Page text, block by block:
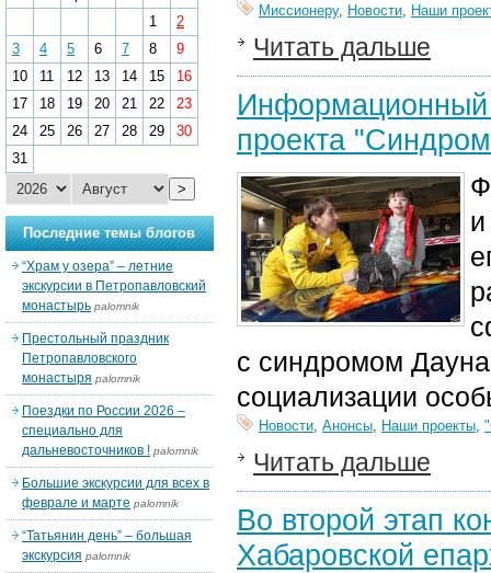
Миссионеру, Новости, Наши
Читать дальше
Информационный
проекта
с синдромом
социализации
Новости, Анонсы, Наши проекты,
Читать дальше
Во второй этап
Хабаровской
1
2
3
4 5 6 7 8
9
10
11 12 13 14 15
16
17
18 19 20 21 22
23
24
25 26 27 28 29
30
31
>
Последние темы блогов
“Храм у озера” – летние
экскурсии в Петропавловский
монастырь palomnik
Престольный праздник
Петропавловского
монастыря palomnik
Поездки по России 2026 –
специально для
дальневосточников ! palomnik
Большие экскурсии для всех в
феврале и марте palomnik
“Татьянин день” – большая
экскурсия palomnik